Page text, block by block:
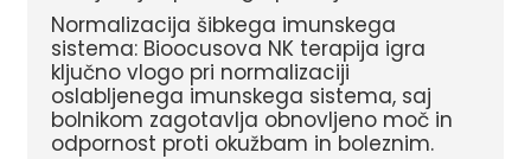
Normalizacija šibkega imunskega
sistema: Bioocusova NK terapija igra
ključno vlogo pri normalizaciji
oslabljenega imunskega sistema, saj
bolnikom zagotavlja obnovljeno moč in
odpornost proti okužbam in boleznim.